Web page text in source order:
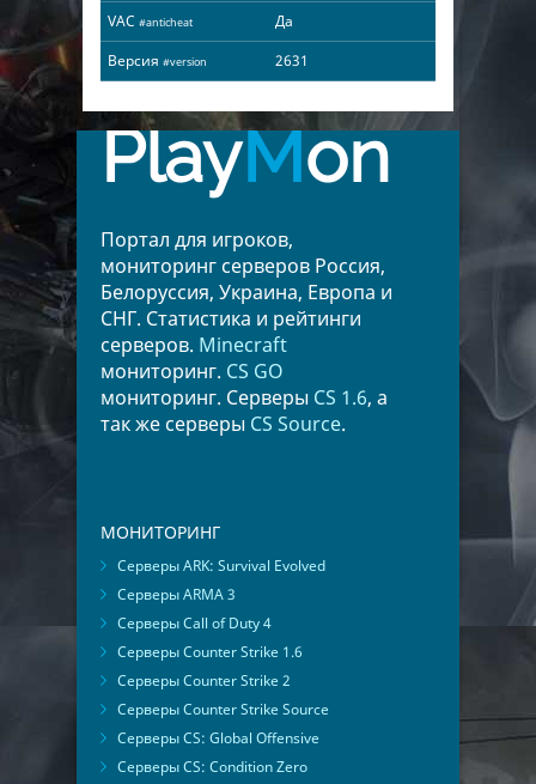
VAC #anticheat
Да
Версия #version 2631
PlayMon
Портал для игроков,
мониторинг серверов Россия,
Белоруссия, Украина, Европа и
СНГ. Статистика и рейтинги
серверов. Minecraft
мониторинг. CS GO
мониторинг. Серверы CS 1.6, а
так же серверы CS Source.
МОНИТОРИНГ
Серверы ARK: Survival Evolved
Серверы ARMA 3
Серверы Call of Duty 4
Серверы Counter Strike 1.6
Серверы Counter Strike 2
Серверы Counter Strike Source
Серверы CS: Global Offensive
Серверы CS: Condition Zero